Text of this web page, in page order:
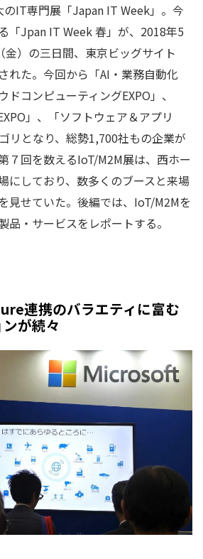
IT専門展「Japan IT Week」。今
「Jpan IT Week 春」が、2018年5
金）の三日間、東京ビッグサイト
れた。今回から「AI・業務自動化
コンピューティングEXPO」、
」、「ソフトウェア＆アプリ
リとなり、総勢1,700社もの企業が
７回を数えるIoT/M2M展は、西ホー
にしており、数多くのブースと来場
見せていた。後編では、IoT/M2Mを
品・サービスをレポートする。
連携のバラエティに富む
が続々